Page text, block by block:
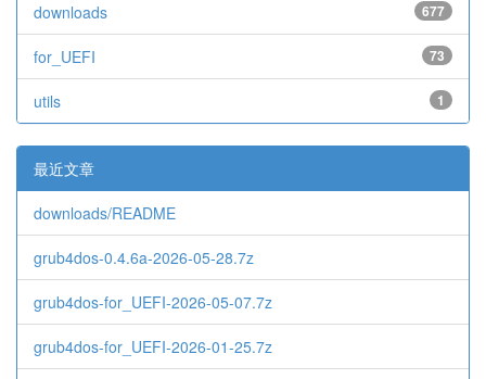
677
downloads
73
for_UEFI
1
utils
最近文章
downloads/README
grub4dos-0.4.6a-2026-05-28.7z
grub4dos-for_UEFI-2026-05-07.7z
grub4dos-for_UEFI-2026-01-25.7z